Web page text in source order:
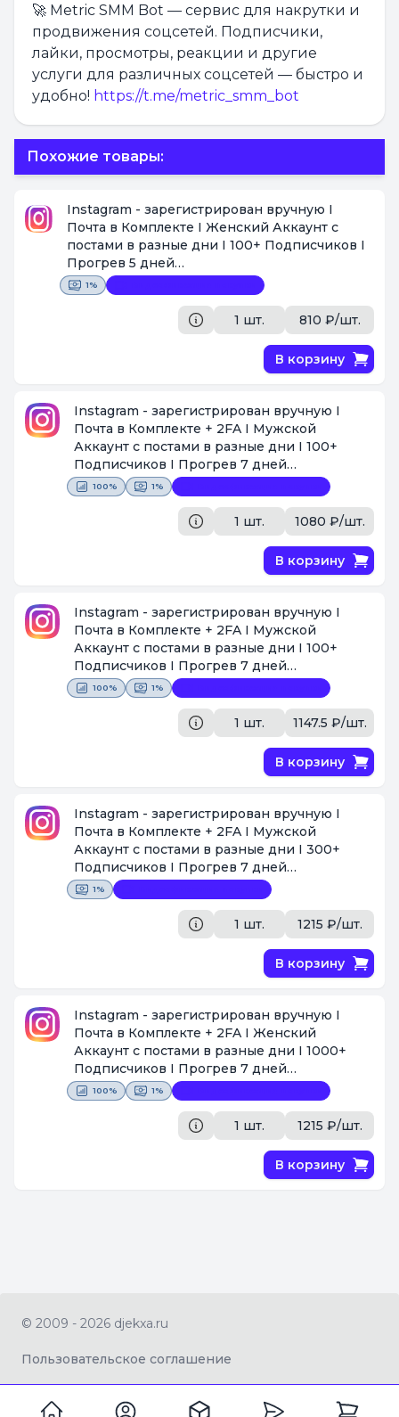
🚀 Metric SMM Bot — сервис для накрутки и
продвижения соцсетей. Подписчики,
лайки, просмотры, реакции и другие
услуги для различных соцсетей — быстро и
удобно! https://t.me/metric_smm_bot
Похожие товары:
Instagram - зарегистрирован вручную I
Почта в Комплекте I Женский Аккаунт с
постами в разные дни I 100+ Подписчиков I
Прогрев 5 дней
https://www.instagram.com/richardfitzgerald20
009/[Поставщик #1438]
1%
1 шт. 810 ₽/шт.
В корзину
Instagram - зарегистрирован вручную I
Почта в Комплекте + 2FA I Мужской
Аккаунт с постами в разные дни I 100+
Подписчиков I Прогрев 7 дней
https://www.instagram.com/valeriestjohn1994
[Поставщик #1438]
100% 1%
1 шт. 1080 ₽/шт.
В корзину
Instagram - зарегистрирован вручную I
Почта в Комплекте + 2FA I Мужской
Аккаунт с постами в разные дни I 100+
Подписчиков I Прогрев 7 дней
https://www.instagram.com/davidballard19365
[Поставщик #1438]
100% 1%
1 шт. 1147.5 ₽/шт.
В корзину
Instagram - зарегистрирован вручную I
Почта в Комплекте + 2FA I Мужской
Аккаунт с постами в разные дни I 300+
Подписчиков I Прогрев 7 дней
https://www.instagram.com/greggshufelt1918
[Поставщик #1438]
1%
1 шт. 1215 ₽/шт.
В корзину
Instagram - зарегистрирован вручную I
Почта в Комплекте + 2FA I Женский
Аккаунт с постами в разные дни I 1000+
Подписчиков I Прогрев 7 дней
https://www.instagram.com/oliviamurrayai6
[Поставщик #1438]
100% 1%
1 шт. 1215 ₽/шт.
В корзину
© 2009 - 2026 djekxa.ru
Пользовательское соглашение